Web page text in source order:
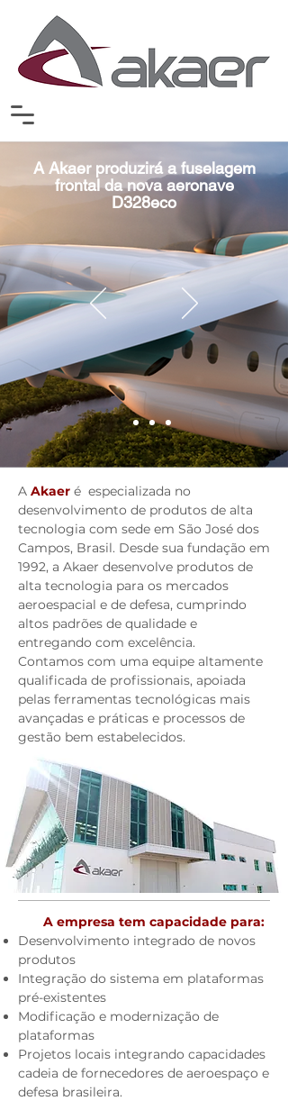
A Akaer produzirá a fuselagem
frontal da nova aeronave
D328eco
A Akaer é especializada no
desenvolvimento de produtos de alta
tecnologia com sede em São José dos
Campos, Brasil. Desde sua fundação em
1992, a Akaer desenvolve produtos de
alta tecnologia para os mercados
aeroespacial e de defesa, cumprindo
altos padrões de qualidade e
entregando com excelência.
Contamos com uma equipe altamente
qualificada de profissionais, apoiada
pelas ferramentas tecnológicas mais
avançadas e práticas e processos de
gestão bem estabelecidos.
A empresa tem capacidade para:
Desenvolvimento integrado de novos
produtos
Integração do sistema em plataformas
pré-existentes
Modificação e modernização de
plataformas
Projetos locais integrando capacidades
cadeia de fornecedores de aeroespaço e
defesa brasileira.